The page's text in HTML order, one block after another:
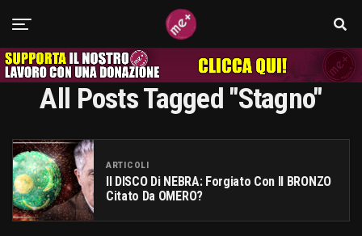
All Posts Tagged "stagno"
ARTICOLI
Il DISCO Di NEBRA: Forgiato Con Il BRONZO
Citato Da OMERO?